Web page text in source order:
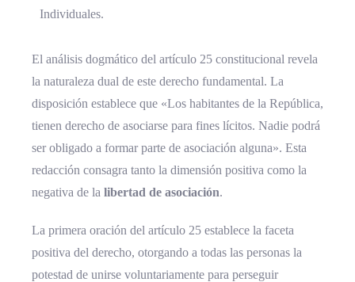
Individuales.
El análisis dogmático del artículo 25 constitucional revela
la naturaleza dual de este derecho fundamental. La
disposición establece que «Los habitantes de la República,
tienen derecho de asociarse para fines lícitos. Nadie podrá
ser obligado a formar parte de asociación alguna». Esta
redacción consagra tanto la dimensión positiva como la
negativa de la libertad de asociación.
La primera oración del artículo 25 establece la faceta
positiva del derecho, otorgando a todas las personas la
potestad de unirse voluntariamente para perseguir